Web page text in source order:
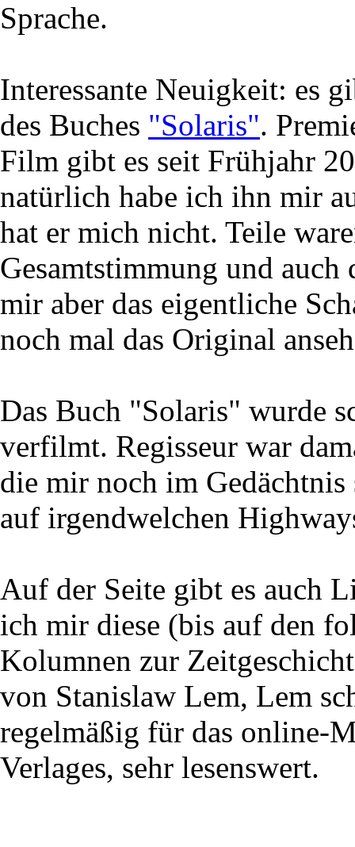
Sprache.
Interessante Neuigkeit: es
des Buches "Solaris".
Film gibt es seit Frühjahr
natürlich habe ich ihn mir
hat er mich nicht. Teile
Gesamtstimmung und
mir aber das eigentliche
noch mal das Original
Das Buch "Solaris" wurde
verfilmt. Regisseur war
die mir noch im
auf irgendwelchen
Auf der Seite gibt es auch
ich mir diese (bis auf den
Kolumnen zur
von Stanislaw Lem, Lem
regelmäßig für das online-
Verlages, sehr lesenswert.